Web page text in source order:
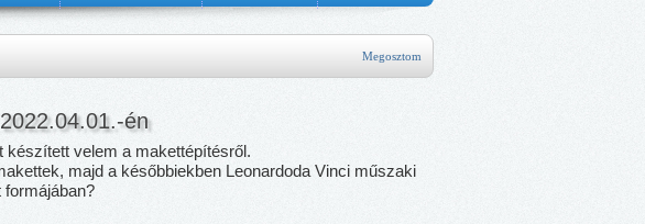
Megosztom
én
készített velem a makettépítésről.
majd a későbbiekben Leonardoda Vinci műszaki